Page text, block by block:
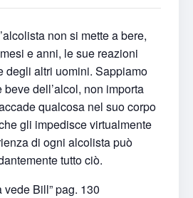
non si mette a bere,
e anni, le sue reazioni
degli altri uomini. Sappiamo
dell’alcol, non importa
qualcosa nel suo corpo
gli impedisce virtualmente
di ogni alcolista può
tutto ciò.
vede Bill” pag. 130